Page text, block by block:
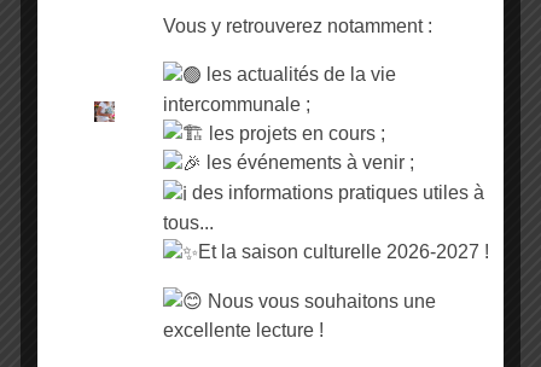
Commerces non sédentaires ou éphémères ;
Professions libérales : banques, assurances,
agences immobilières, etc… ;
Professions liées à la santé : pharmacies,
Les entreprises de transport : ambulances,
Vous y retrouverez notamment :
les actualités de la vie
intercommunale ;
les projets en cours ;
les événements à venir ;
des informations pratiques utiles à
tous...
Et la saison culturelle 2026-2027 !
Nous vous souhaitons une
excellente lecture !